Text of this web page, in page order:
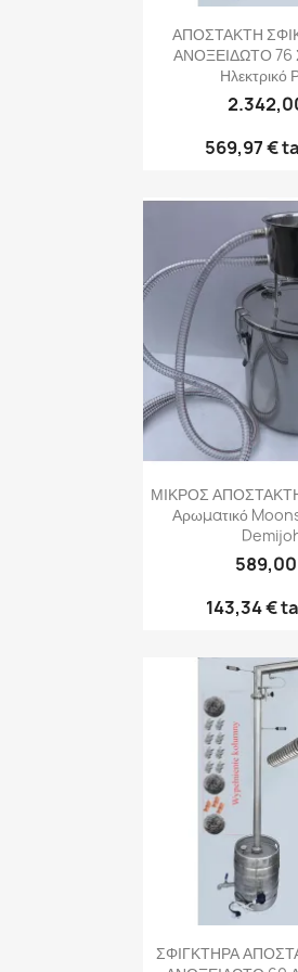
Γρήγορη
ΑΠΟΣΤΑΚΤΗ
ΑΝΟΞΕΙΔΩΤΟ 76
Ηλεκτρικό
569,97 €
Γρήγορη
ΜΙΚΡΟΣ
Αρωματικό
589,00
143,34 €
Γρήγορη
ΣΦΙΓΚΤΗΡΑ